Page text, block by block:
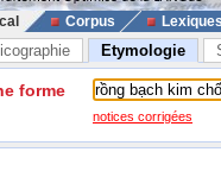
Corpus
Etymologie
forme
notices corrigées